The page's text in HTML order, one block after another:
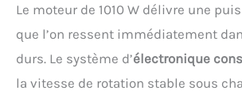
Le moteur de 1010 W délivre une
que l’on ressent immédiatement
durs. Le système d’électronique
la vitesse de rotation stable sous